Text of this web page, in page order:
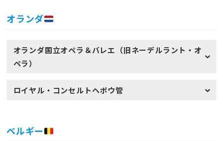
オランダ
オランダ国立オペラ＆バレエ（旧ネーデルラント・オ
ペラ）
ロイヤル・コンセルトヘボウ管
ベルギー